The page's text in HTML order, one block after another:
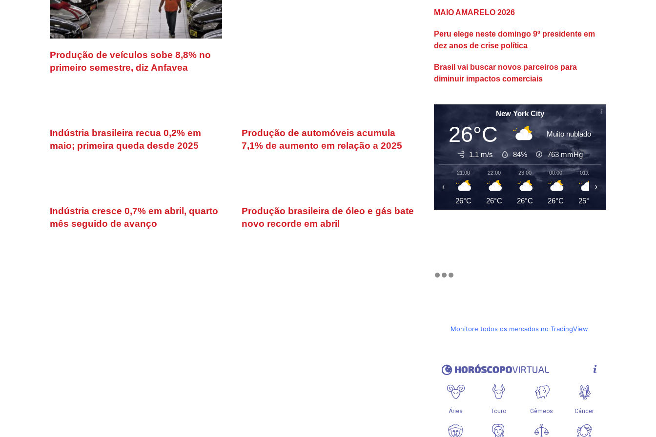
Produção de veículos sobe 8,8% no
primeiro semestre, diz Anfavea
Indústria brasileira recua 0,2% em
maio; primeira queda desde 2025
Produção de automóveis acumula
7,1% de aumento em relação a 2025
Indústria cresce 0,7% em abril, quarto
mês seguido de avanço
Produção brasileira de óleo e gás bate
novo recorde em abril
MAIO AMARELO 2026
Peru elege neste domingo 9º presidente em
dez anos de crise política
Brasil vai buscar novos parceiros para
diminuir impactos comerciais
New York City
26°C Muito nublado
1.1 m/s 84% 763 mmHg
21:00
26°C
22:00
26°C
23:00
26°C
00:00
26°C
01:00
25°C
‹ ›
Monitore todos os mercados no TradingView